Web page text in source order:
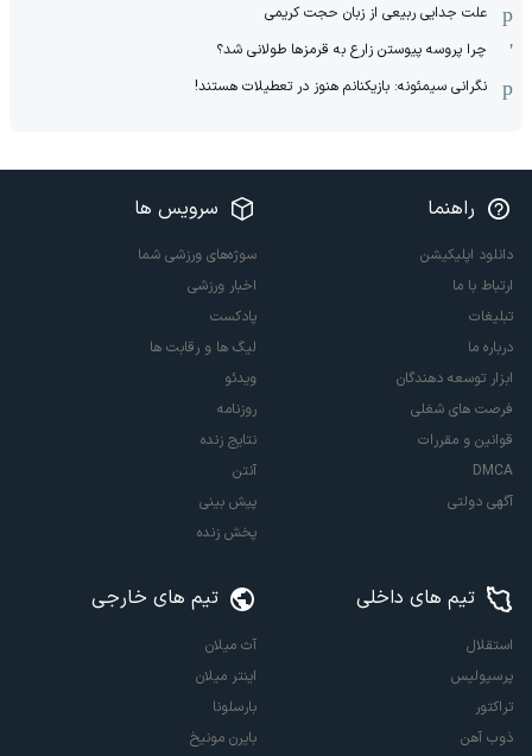
علت جدایی ربیعی از زبان حجت کریمی
چرا پروسه پیوستن زارع به قرمزها طولانی شد؟
نگرانی سیمئونه: بازیکنانم هنوز در تعطیلات هستند!
راهنما
دانلود اپلیکیشن
ارتباط با ما
تبلیغات
درباره ما
ابزار توسعه دهندگان
فرصت های شغلی
قوانین و مقررات
DMCA
آگهی دولتی
سرویس ها
سوژه‌های ورزشی شما
اخبار ورزشی
پادکست
لیگ ها و رقابت ها
ویدئو
روزنامه
نتایج زنده
آنتن
پیش بینی
پخش زنده
تیم های داخلی
استقلال
پرسپولیس
تراکتور
ذوب آهن
تیم های خارجی
آث میلان
اینتر میلان
بارسلونا
بایرن مونیخ